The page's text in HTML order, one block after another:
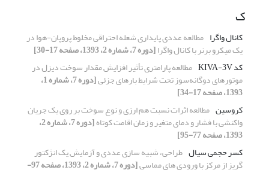
ک
کانال واگرا مطالعه عددی پایداری شعله احتراقی مخلوط پروپان-هوا در
یک میکرو برنر با کانال واگرا[دوره 7، شماره 2، 1393، صفحه 17-30]
کد KIVA-3V
مطالعه پارامتری تأثیر افزایش مقدار سوخت دیزل در
موتورهای دوگانه‌سوز تحت شرایط بارهای جزئی [دوره 7، شماره 1،
1393، صفحه 17-34]
کروسین مطالعه اثرات نسبت هم­ ارزی و نوع سوخت بر روی یک جریان
واکنشی با فشار و دمای متغیر و زمان اقامت کوتاه [دوره 7، شماره 2،
1393، صفحه 77-95]
کسر حجمی سیال طراحی، شبیه ­سازی عددی و آزمایش یک انژکتور
گریز از مرکز با ورودی­ های مماسی [دوره 7، شماره 2، 1393، صفحه 97-